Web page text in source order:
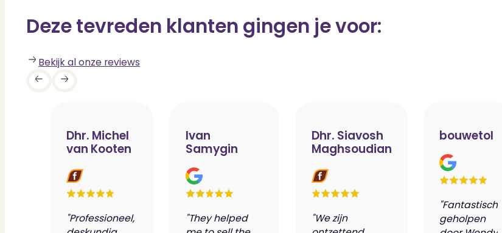
Deze tevreden klanten gingen je voor:
Bekijk al onze reviews
Dhr. Michel
van Kooten
"Professioneel,
Ivan
Samygin
"They helped
Dhr. Siavosh
Maghsoudian
"We zijn
bouwetol
"Fantastisch
geholpen